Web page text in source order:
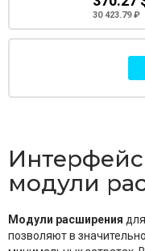
30 423.79 ₽
модули
Модули расширения
позволяют в